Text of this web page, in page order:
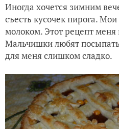
Иногда хочется зимним
съесть кусочек пирога.
молоком. Этот рецепт меня
Мальчишки любят
для меня слишком сладко.